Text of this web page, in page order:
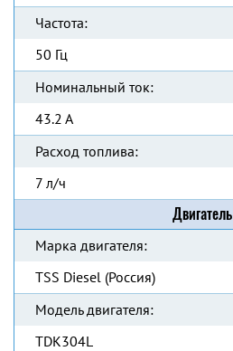
Частота:
50 Гц
Номинальный ток:
43.2 А
Расход топлива:
7 л/ч
Двигатель
Марка двигателя:
TSS Diesel (Россия)
Модель двигателя:
TDК304L